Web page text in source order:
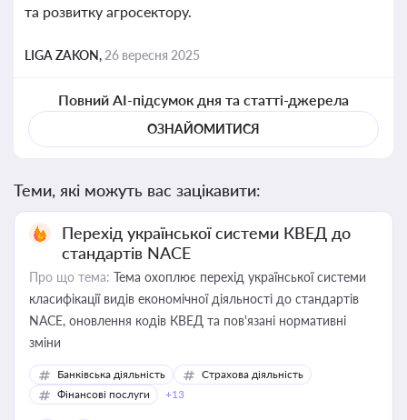
та розвитку агросектору.
LIGA ZAKON, 26 вересня 2025
Повний AI-підсумок дня та статті-джерела
ОЗНАЙОМИТИСЯ
Теми, які можуть вас зацікавити:
Перехід української системи КВЕД до
стандартів NACE
Про що тема: Тема охоплює перехід української системи
класифікації видів економічної діяльності до стандартів
NACE, оновлення кодів КВЕД та пов'язані нормативні
зміни
Банківська діяльність
Страхова діяльність
Фінансові послуги
+13